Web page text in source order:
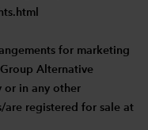
for marketing
Alternative
or in any other
are registered for sale at